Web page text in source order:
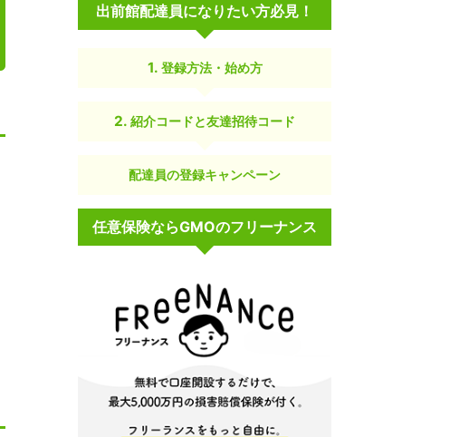
出前館配達員になりたい方必見！
登録方法・始め方
紹介コードと友達招待コード
配達員の登録キャンペーン
任意保険ならGMOのフリーナンス